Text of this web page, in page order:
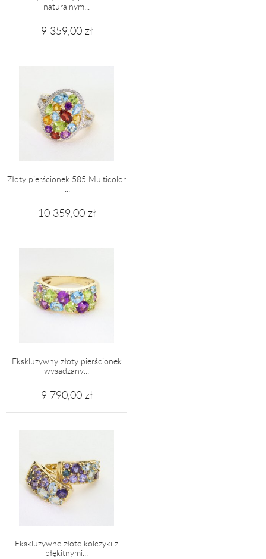
naturalnym...
9 359,00 zł
Złoty pierścionek 585 Multicolor
|...
10 359,00 zł
Ekskluzywny złoty pierścionek
wysadzany...
9 790,00 zł
Ekskluzywne złote kolczyki z
błękitnymi...